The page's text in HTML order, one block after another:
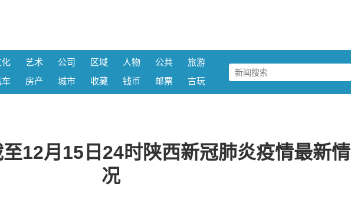
化 艺术 公司 区域 人物 公共
旅游
车 房产 城市 收藏 钱币 邮票 古玩
12月15日24时陕西新冠肺炎疫情最新情
况